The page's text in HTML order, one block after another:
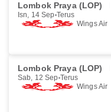
Lombok Praya (LOP)
Isn, 14 Sep Terus
Wings Air
Lombok Praya (LOP)
Sab, 12 Sep Terus
Wings Air